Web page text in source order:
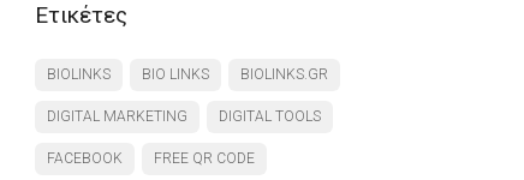
Ετικέτες
BIOLINKS BIO LINKS BIOLINKS.GR
DIGITAL MARKETING DIGITAL TOOLS
FACEBOOK FREE QR CODE